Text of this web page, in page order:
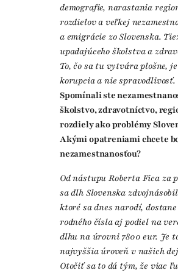
demografie, narastania
rozdielov a veľkej
a emigrácie zo Slovenska.
upadajúceho školstva a
To, čo sa tu vytvára plošne, je
korupcia a nie spravodlivosť.
Spomínali ste
školstvo, zdravotníctvo,
rozdiely ako problémy
Akými opatreniami chcete
nezamestnanosťou?
Od nástupu Roberta Fica za
sa dlh Slovenska
ktoré sa dnes narodí,
rodného čísla aj podiel na
dlhu na úrovni 7800 eur. Je
najvyššia úroveň v našich
Otočiť sa to dá tým, že viac